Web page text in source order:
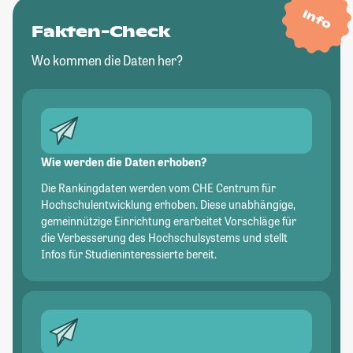
Info
Fakten-Check
Wo kommen die Daten her?
Wie werden die Daten erhoben?
Die Rankingdaten werden vom CHE Centrum für
Hochschulentwicklung erhoben. Diese unabhängige,
gemeinnützige Einrichtung erarbeitet Vorschläge für
die Verbesserung des Hochschulsystems und stellt
Infos für Studieninteressierte bereit.